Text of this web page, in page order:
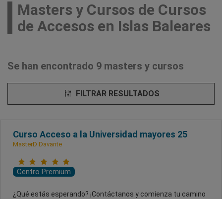
Masters y Cursos de Cursos
de Accesos en Islas Baleares
Se han encontrado 9 masters y cursos
FILTRAR RESULTADOS
Curso Acceso a la Universidad mayores 25
MasterD Davante
Centro Premium
¿Qué estás esperando? ¡Contáctanos y comienza tu camino